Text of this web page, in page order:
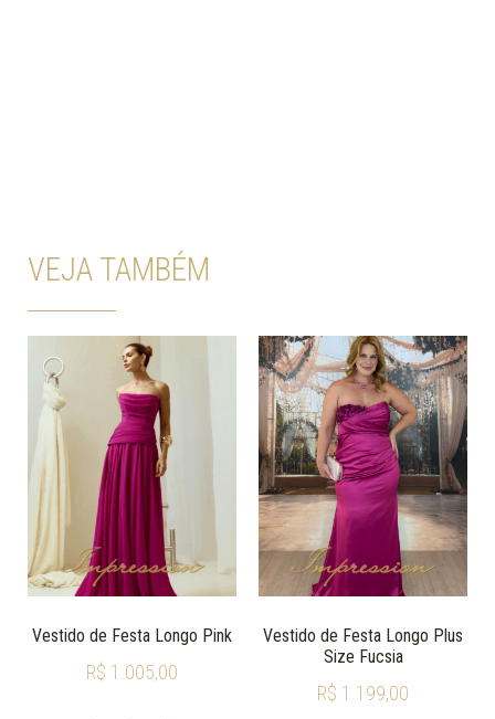
VEJA TAMBÉM
Vestido de Festa Longo Pink
R$ 1.005,00
Vestido de Festa Longo Plus
Size Fucsia
R$ 1.199,00